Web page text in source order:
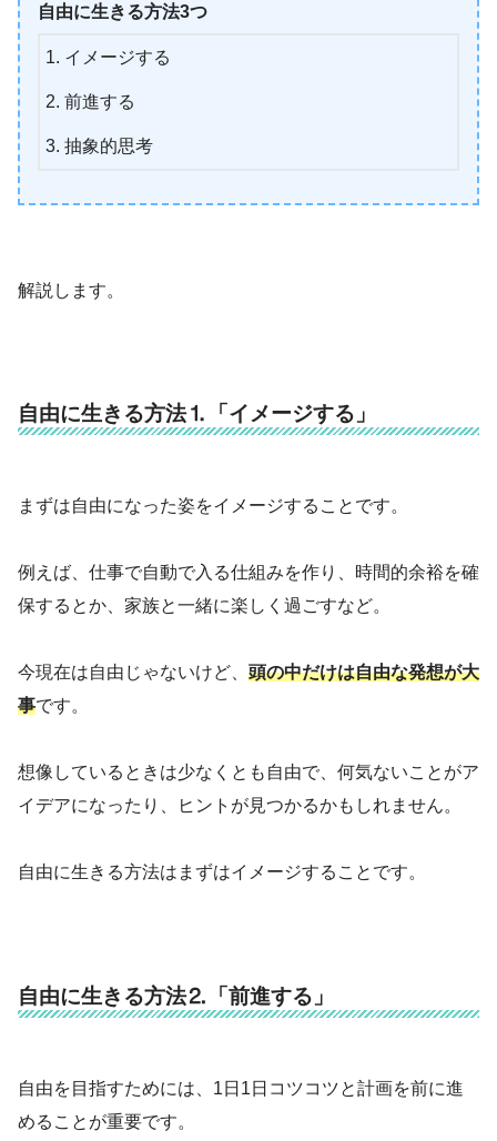
自由に生きる方法3つ
イメージする
前進する
抽象的思考
解説します。
自由に生きる方法⒈「イメージする」
まずは自由になった姿をイメージすることです。
例えば、仕事で自動で入る仕組みを作り、時間的余裕を確
保するとか、家族と一緒に楽しく過ごすなど。
今現在は自由じゃないけど、 頭の中だけは自由な発想が大
事です。
想像しているときは少なくとも自由で、何気ないことがア
イデアになったり、ヒントが見つかるかもしれません。
自由に生きる方法はまずはイメージすることです。
自由に生きる方法⒉「前進する」
自由を目指すためには、1日1日コツコツと計画を前に進
めることが重要です。